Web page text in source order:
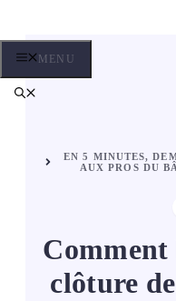
contenu
MENU
EN 5 MINUTES,
AUX PROS DU
Comment
clôture